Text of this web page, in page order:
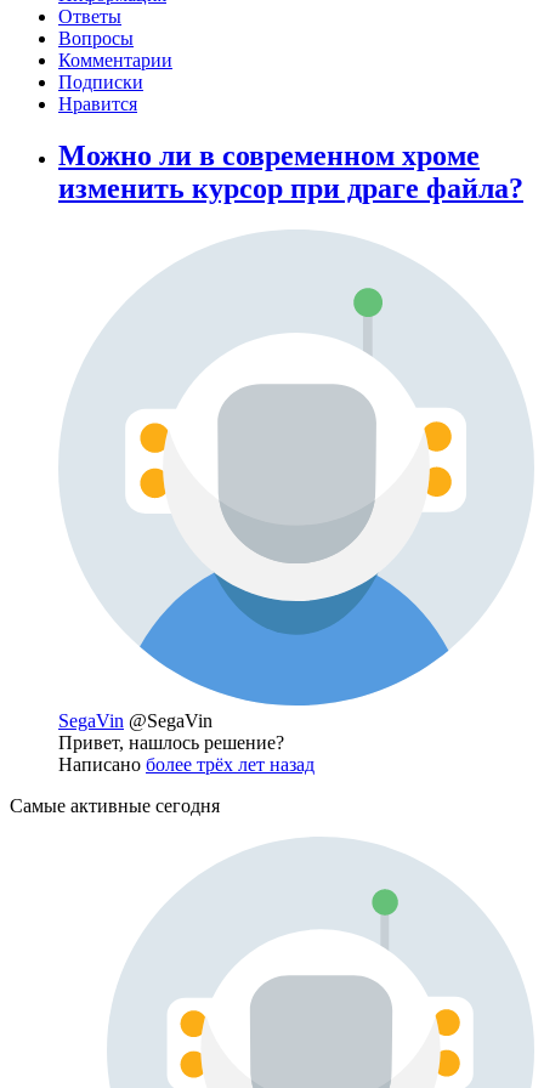
Ответы
Вопросы
Комментарии
Подписки
Нравится
Можно ли в современном хроме
изменить курсор при драге файла?
SegaVin @SegaVin
Привет, нашлось решение?
Написано более трёх лет назад
Самые активные сегодня